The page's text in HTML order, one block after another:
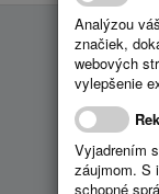
Analýzou
značiek,
webových
vylepšenie
Vyjadrením
záujmom. S
schopné